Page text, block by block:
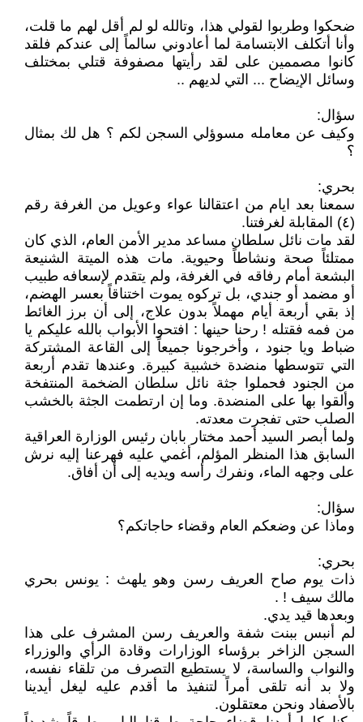
ضحكوا وطربوا لقولي هذا، وتالله لو لم أقل لهم ما قلت،
وأنا أتكلف الابتسامة لما أعادوني سالماً إلى عندكم فلقد
كانوا مصممين على لقد رأيتها مصفوفة قتلي بمختلف
وسائل الإيضاح ... التي لديهم ..
سؤال:
وكيف عن معامله مسوؤلي السجن لكم ؟ هل لك بمثال
؟
بحري:
سمعنا بعد ايام من اعتقالنا عواء وعويل من الغرفة رقم
(٤) المقابلة لغرفتنا.
لقد مات نائل سلطان مساعد مدير الأمن العام، الذي كان
ممتلئاً صحة ونشاطاً وحيوية. مات هذه الميتة الشنيعة
البشعة أمام رفاقه في الغرفة، ولم يتقدم لإسعافه طبيب
أو مضمد أو جندي، بل تركوه يموت اختناقاً بعسر الهضم،
إذ بقي أربعة أيام مهملاً بدون علاج، إلى أن برز الغائط
من فمه فقتله ! رحنا حينها : افتحوا الأبواب بالله عليكم يا
ضباط ويا جنود ، وأخرجونا جميعاً إلى القاعة المشتركة
التي تتوسطها منضدة خشبية كبيرة. وعندها تقدم أربعة
من الجنود فحملوا جثة نائل سلطان الضخمة المنتفخة
وألقوا بها على المنضدة. وما إن ارتطمت الجثة بالخشب
الصلب حتى تفجرت معدته.
ولما أبصر السيد أحمد مختار بابان رئيس الوزارة العراقية
السابق هذا المنظر المؤلم، أغمي عليه فهرعنا إليه نرش
على وجهه الماء، ونفرك رأسه ويديه إلى أن أفاق.
سؤال:
وماذا عن وضعكم العام وقضاء حاجاتكم؟
بحري:
ذات يوم صاح العريف رسن وهو يلهث : يونس بحري
مالك سيف ! .
وبعدها قيد يدي.
لم أنبس ببنت شفة والعريف رسن المشرف على هذا
السجن الزاخر برؤساء الوزارات وقادة الرأي والوزراء
والنواب والساسة، لا يستطيع التصرف من تلقاء نفسه،
ولا بد أنه تلقى أمراً لتنفيذ ما أقدم عليه ليغل أيدينا
بالأصفاد ونحن معتقلون.